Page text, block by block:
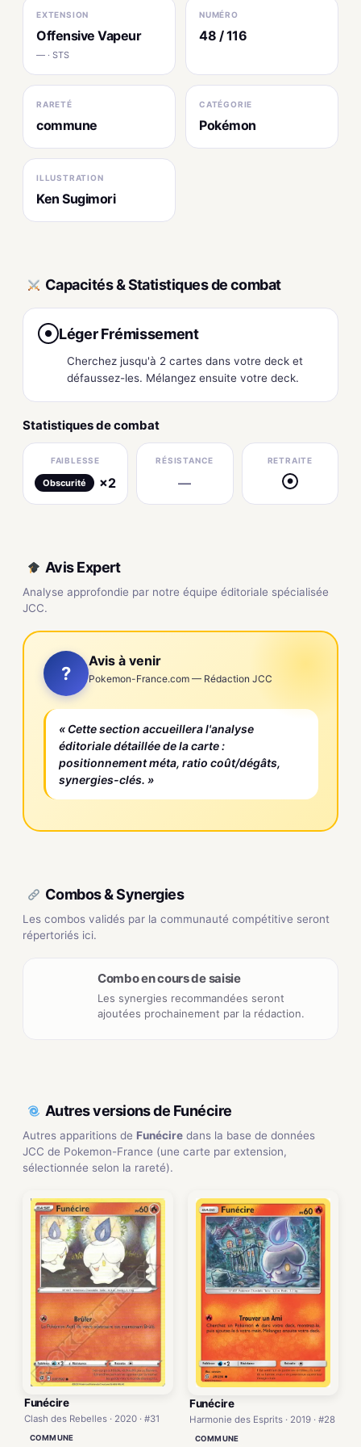
EXTENSION
Offensive Vapeur
— · STS
NUMÉRO
48 / 116
RARETÉ
commune
CATÉGORIE
Pokémon
ILLUSTRATION
Ken Sugimori
Capacités & Statistiques de combat
● Léger Frémissement
Cherchez jusqu'à 2 cartes dans votre deck et
défaussez-les. Mélangez ensuite votre deck.
Statistiques de combat
FAIBLESSE
Obscurité ×2
RÉSISTANCE
—
RETRAITE
●
Avis Expert
Analyse approfondie par notre équipe éditoriale spécialisée
JCC.
?
Avis à venir
Pokemon-France.com — Rédaction JCC
« Cette section accueillera l'analyse
éditoriale détaillée de la carte :
positionnement méta, ratio coût/dégâts,
synergies-clés. »
Combos & Synergies
Les combos validés par la communauté compétitive seront
répertoriés ici.
Combo en cours de saisie
Les synergies recommandées seront
ajoutées prochainement par la rédaction.
Autres versions de Funécire
Autres apparitions de Funécire dans la base de données
JCC de Pokemon-France (une carte par extension,
sélectionnée selon la rareté).
Funécire
Clash des Rebelles · 2020 · #31
COMMUNE
Funécire
Harmonie des Esprits · 2019 · #28
COMMUNE